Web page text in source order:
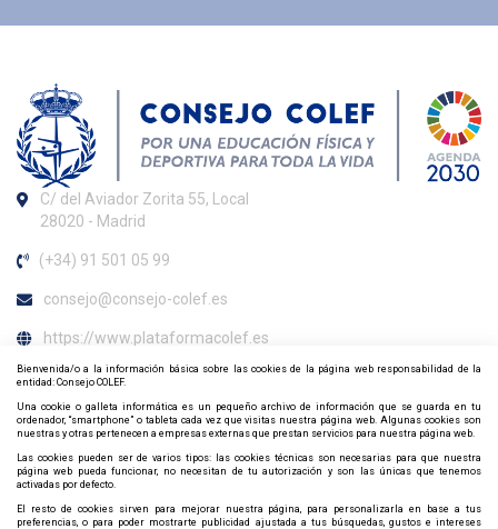
C/ del Aviador Zorita 55, Local
28020 - Madrid
(+34) 91 501 05 99
consejo@consejo-colef.es
https://www.plataformacolef.es
Horario de atención al colegiado
De lunes a viernes de 09:00 h. a 20:00 h.
Contacta y síguenos por redes sociales
Bienvenida/o a la información básica sobre las cookies de la página web responsabilidad de la
entidad: Consejo COLEF.
Una cookie o galleta informática es un pequeño archivo de información que se guarda en tu
ordenador, “smartphone” o tableta cada vez que visitas nuestra página web. Algunas cookies son
nuestras y otras pertenecen a empresas externas que prestan servicios para nuestra página web.
Las cookies pueden ser de varios tipos: las cookies técnicas son necesarias para que nuestra
página web pueda funcionar, no necesitan de tu autorización y son las únicas que tenemos
activadas por defecto.
El resto de cookies sirven para mejorar nuestra página, para personalizarla en base a tus
preferencias, o para poder mostrarte publicidad ajustada a tus búsquedas, gustos e intereses